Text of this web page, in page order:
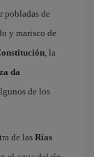
pobladas de
y marisco de
, la
da
de los
de las Rías